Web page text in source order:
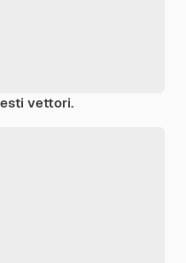
vettori.